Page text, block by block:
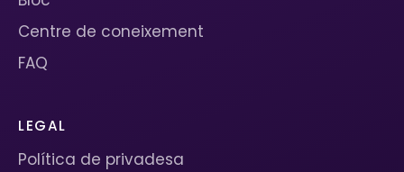
Centre de coneixement
FAQ
LEGAL
Política de privadesa